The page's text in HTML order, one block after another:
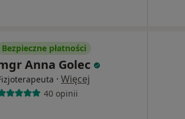
Bezpieczne płatności
Anna Golec
· Więcej
40 opinii